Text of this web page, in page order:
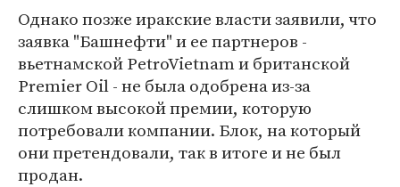
Однако позже иракские власти заявили, что
заявка "Башнефти" и ее партнеров -
вьетнамской PetroVietnam и британской
Premier Oil - не была одобрена из-за
слишком высокой премии, которую
потребовали компании. Блок, на который
они претендовали, так в итоге и не был
продан.